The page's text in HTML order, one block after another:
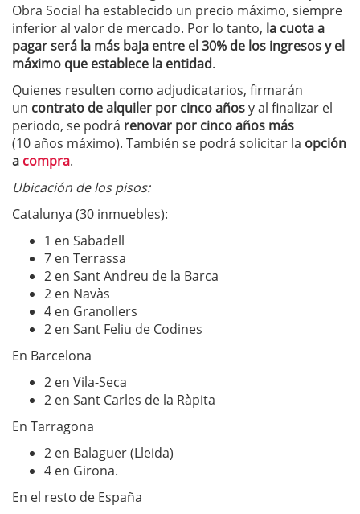
Obra Social ha establecido un precio máximo, siempre
inferior al valor de mercado. Por lo tanto, la cuota a
pagar será la más baja entre el 30% de los ingresos y el
máximo que establece la entidad.
Quienes resulten como adjudicatarios, firmarán
un contrato de alquiler por cinco añosy al finalizar el
periodo, se podrá renovar por cinco años más
(10 años máximo). También se podrá solicitar la opción
a compra.
Ubicación de los pisos:
Catalunya (30 inmuebles):
1 en Sabadell
7 en Terrassa
2 en Sant Andreu de la Barca
2 en Navàs
4 en Granollers
2 en Sant Feliu de Codines
En Barcelona
2 en Vila-Seca
2 en Sant Carles de la Ràpita
En Tarragona
2 en Balaguer (Lleida)
4 en Girona.
En el resto de España